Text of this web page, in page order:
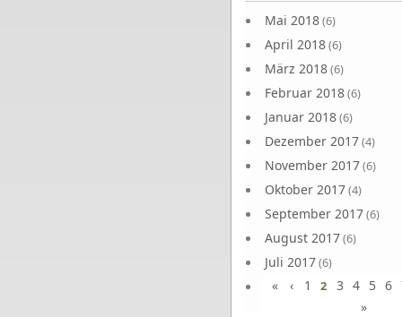
Mai 2018(6)
April 2018(6)
März 2018(6)
Februar 2018(6)
Januar 2018(6)
Dezember 2017(4)
November 2017(6)
Oktober 2017(4)
September 2017(6)
August 2017(6)
Juli 2017(6)
Juni 2017(6)
« ‹ 1 2 3 4 5 6
»